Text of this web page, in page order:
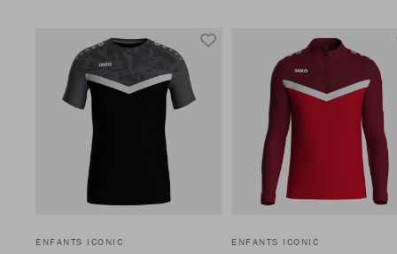
ENFANTS ICONIC ENFANTS ICONIC